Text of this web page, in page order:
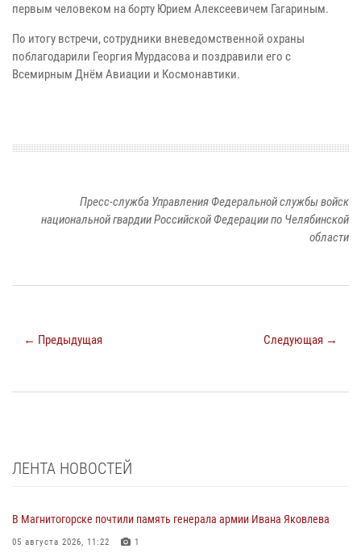
первым человеком на борту Юрием Алексеевичем Гагариным.
По итогу встречи, сотрудники вневедомственной охраны
поблагодарили Георгия Мурдасова и поздравили его с
Всемирным Днём Авиации и Космонавтики.
Пресс-служба Управления Федеральной службы войск
национальной гвардии Российской Федерации по Челябинской
области
← Предыдущая Следующая →
ЛЕНТА НОВОСТЕЙ
В Магнитогорске почтили память генерала армии Ивана Яковлева
05 августа 2026, 11:22 1